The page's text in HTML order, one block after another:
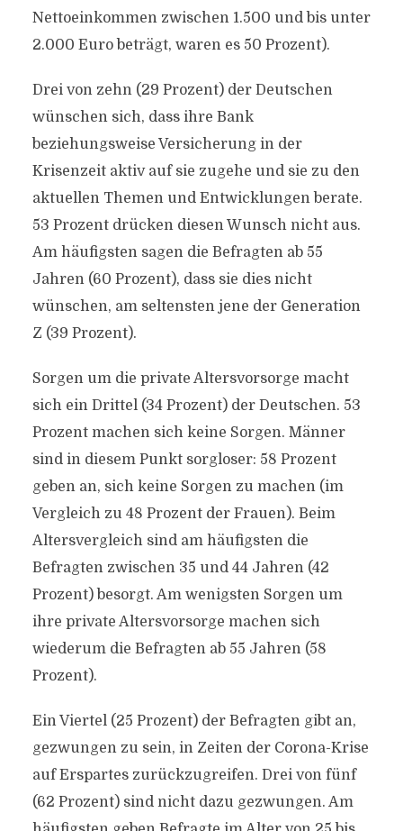
Nettoeinkommen zwischen 1.500 und bis unter
2.000 Euro beträgt, waren es 50 Prozent).
Drei von zehn (29 Prozent) der Deutschen
wünschen sich, dass ihre Bank
beziehungsweise Versicherung in der
Krisenzeit aktiv auf sie zugehe und sie zu den
aktuellen Themen und Entwicklungen berate.
53 Prozent drücken diesen Wunsch nicht aus.
Am häufigsten sagen die Befragten ab 55
Jahren (60 Prozent), dass sie dies nicht
wünschen, am seltensten jene der Generation
Z (39 Prozent).
Sorgen um die private Altersvorsorge macht
sich ein Drittel (34 Prozent) der Deutschen. 53
Prozent machen sich keine Sorgen. Männer
sind in diesem Punkt sorgloser: 58 Prozent
geben an, sich keine Sorgen zu machen (im
Vergleich zu 48 Prozent der Frauen). Beim
Altersvergleich sind am häufigsten die
Befragten zwischen 35 und 44 Jahren (42
Prozent) besorgt. Am wenigsten Sorgen um
ihre private Altersvorsorge machen sich
wiederum die Befragten ab 55 Jahren (58
Prozent).
Ein Viertel (25 Prozent) der Befragten gibt an,
gezwungen zu sein, in Zeiten der Corona-Krise
auf Erspartes zurückzugreifen. Drei von fünf
(62 Prozent) sind nicht dazu gezwungen. Am